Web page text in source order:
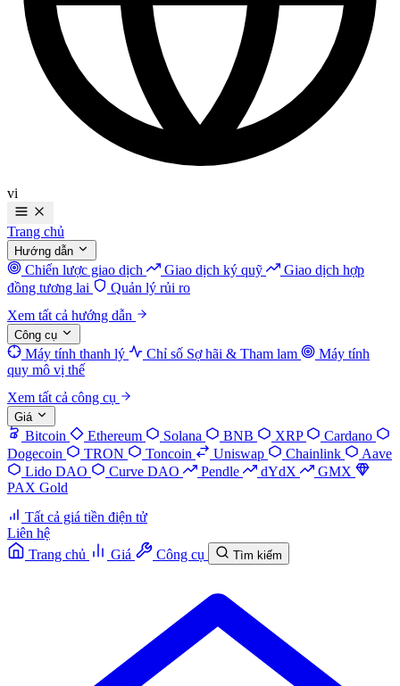
vi
Trang chủ
Hướng dẫn
Chiến lược giao dịch Giao dịch ký quỹ
Giao dịch hợp
đồng tương lai
Quản lý rủi ro
Xem tất cả hướng dẫn
Công cụ
Máy tính thanh lý Chỉ số Sợ hãi & Tham lam
Máy tính
quy mô vị thế
Xem tất cả công cụ
Giá
Bitcoin Ethereum Solana BNB XRP
Cardano
Dogecoin
TRON Toncoin Uniswap Chainlink
Aave
Lido DAO
Curve DAO Pendle dYdX
GMX
PAX Gold
Tất cả giá tiền điện tử
Liên hệ
Trang chủ
Giá Công cụ Tìm kiếm